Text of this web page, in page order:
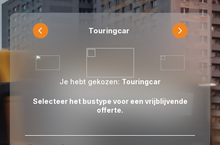
Touringcar
Je hebt gekozen: Touringcar
Selecteer het bustype voor een vrijblijvende
offerte.